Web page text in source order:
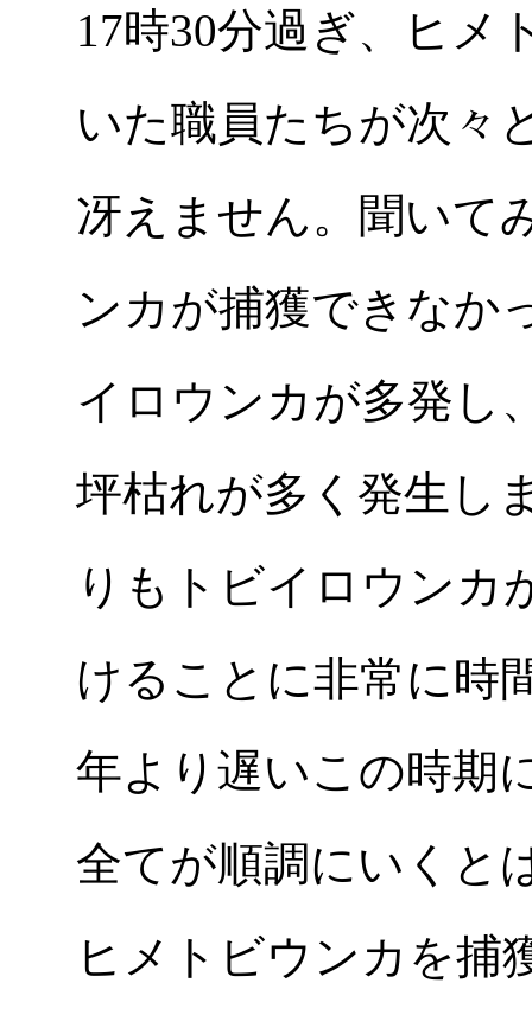
17時30分過ぎ、ヒメ
いた職員たちが次々
冴えません。聞いて
ンカが捕獲できなか
イロウンカが多発し
坪枯れが多く発生し
りもトビイロウンカ
けることに非常に時
年より遅いこの時期
全てが順調にいくと
ヒメトビウンカを捕